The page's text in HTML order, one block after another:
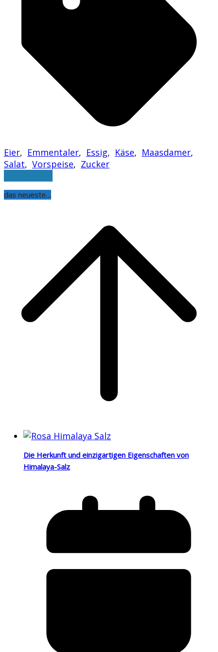
Eier, Emmentaler, Essig, Käse, Maasdamer,
Salat, Vorspeise, Zucker
das neueste…
Die Herkunft und einzigartigen Eigenschaften von
Himalaya-Salz